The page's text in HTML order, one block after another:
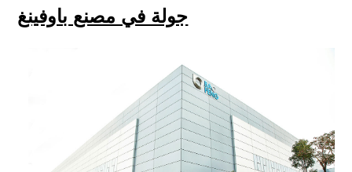
جولة في مصنع باوفينغ